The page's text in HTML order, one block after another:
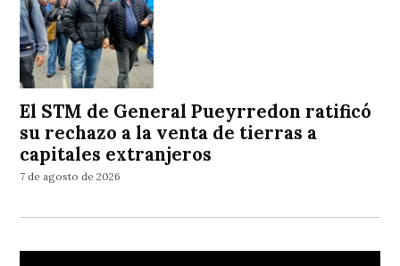
El STM de General Pueyrredon ratificó
su rechazo a la venta de tierras a
capitales extranjeros
7 de agosto de 2026